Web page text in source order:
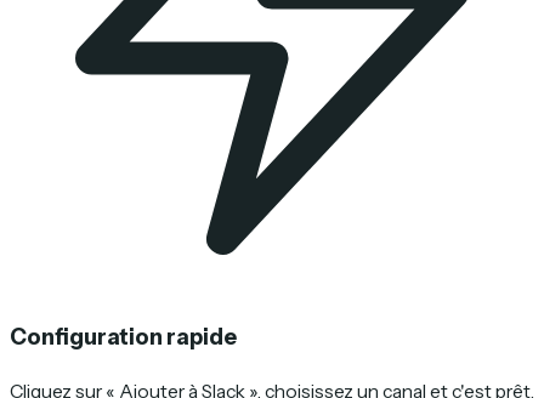
Configuration rapide
Cliquez sur « Ajouter à Slack », choisissez un canal et c'est prêt.